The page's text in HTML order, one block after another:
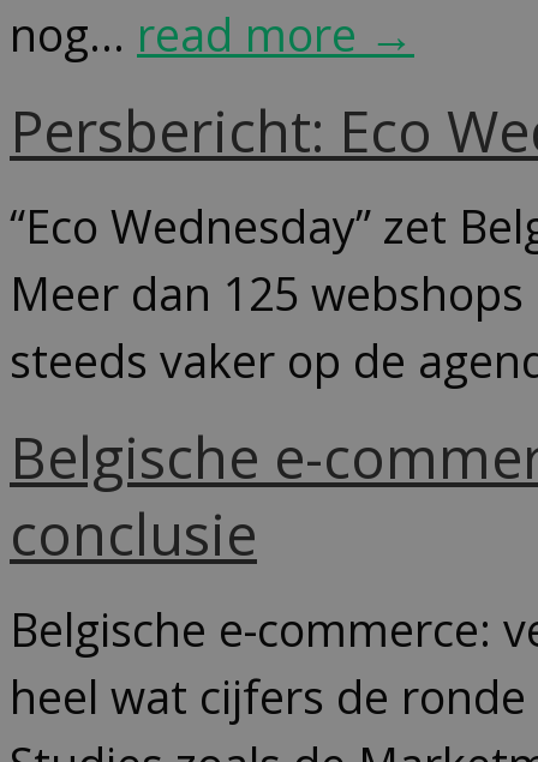
nog... read more →
Persbericht: Eco
“Eco Wednesday” zet
Meer dan 125
steeds vaker op de
Belgische e-
conclusie
Belgische e-commerce:
heel wat cijfers de